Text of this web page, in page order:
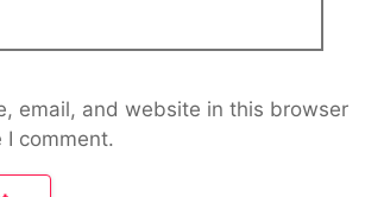
email, and website in this browser
comment.